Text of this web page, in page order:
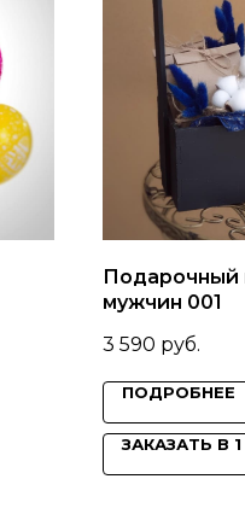
Подарочный
мужчин 001
3 590 руб.
ПОДРОБНЕЕ
ЗАКАЗАТЬ В